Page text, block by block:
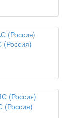
(Россия)